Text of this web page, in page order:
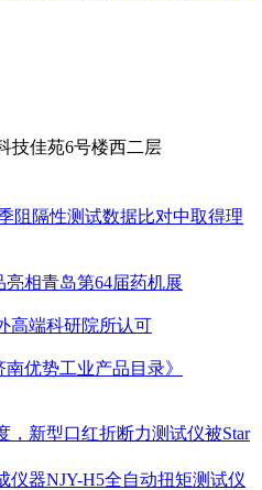
技佳苑6号楼西二层
阻隔性测试数据比对中取得理
相青岛第64届药机展
高端科研院所认可
优势工业产品目录》
，新型口红折断力测试仪被Star
器NJY-H5全自动扭矩测试仪